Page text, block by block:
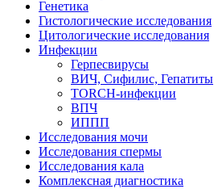
Генетика
Гистологические исследования
Цитологические исследования
Инфекции
Герпесвирусы
ВИЧ, Сифилис, Гепатиты
TORCH-инфекции
ВПЧ
ИППП
Исследования мочи
Исследования спермы
Исследования кала
Комплексная диагностика